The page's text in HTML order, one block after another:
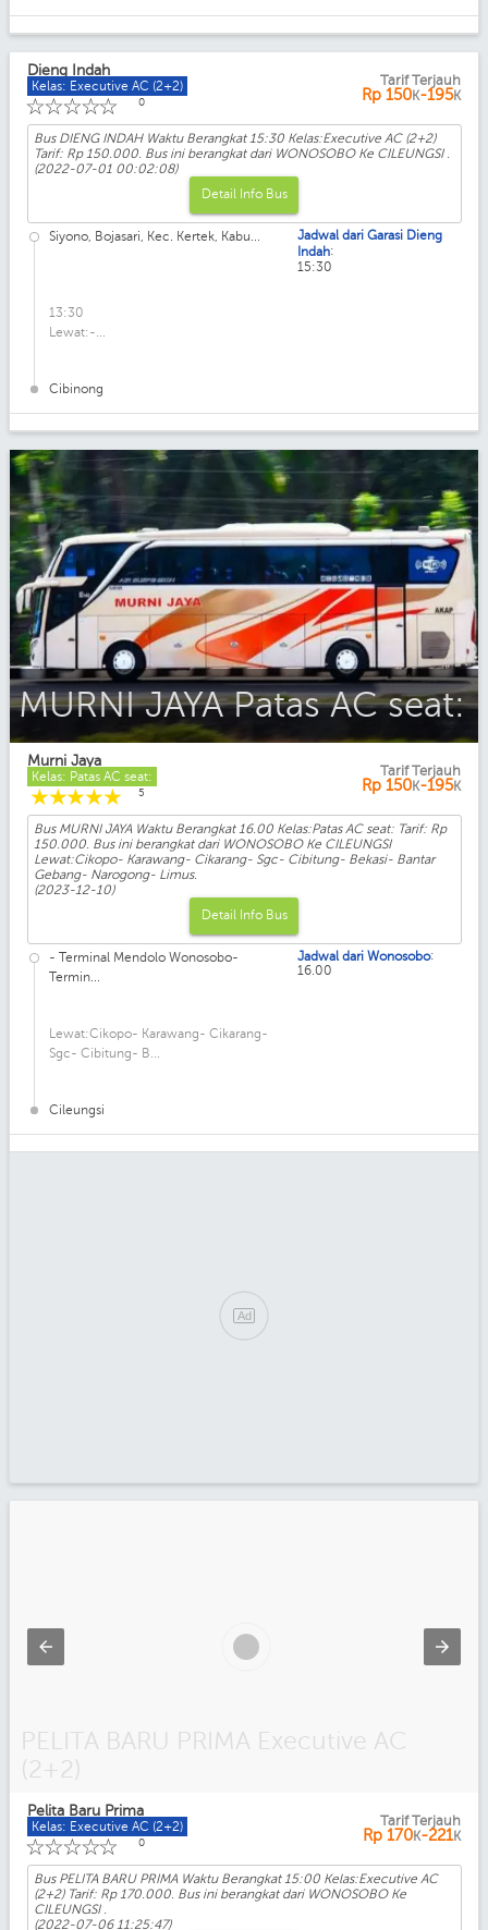
Dieng Indah
Kelas: Executive AC (2+2)
☆
☆
☆
☆
☆ 0
Tarif Terjauh
Rp 150K-195K
Bus DIENG INDAH Waktu Berangkat 15:30 Kelas:Executive AC (2+2)
Tarif: Rp 150.000. Bus ini berangkat dari WONOSOBO Ke CILEUNGSI .
(2022-07-01 00:02:08)
Detail Info Bus
Siyono, Bojasari, Kec. Kertek, Kabu...
13:30
Lewat:-...
Cibinong
Jadwal dari Garasi Dieng
Indah:
15:30
MURNI JAYA Patas AC seat:
Murni Jaya
Kelas: Patas AC seat:
☆
☆
☆
☆
☆ 5
Tarif Terjauh
Rp 150K-195K
Bus MURNI JAYA Waktu Berangkat 16.00 Kelas:Patas AC seat: Tarif: Rp
150.000. Bus ini berangkat dari WONOSOBO Ke CILEUNGSI
Lewat:Cikopo- Karawang- Cikarang- Sgc- Cibitung- Bekasi- Bantar
Gebang- Narogong- Limus.
(2023-12-10)
Detail Info Bus
- Terminal Mendolo Wonosobo-
Termin...
Lewat:Cikopo- Karawang- Cikarang-
Sgc- Cibitung- B...
Cileungsi
Jadwal dari Wonosobo:
16.00
PELITA BARU PRIMA Executive AC
(2+2)
Pelita Baru Prima
Kelas: Executive AC (2+2)
☆
☆
☆
☆
☆ 0
Tarif Terjauh
Rp 170K-221K
Bus PELITA BARU PRIMA Waktu Berangkat 15:00 Kelas:Executive AC
(2+2) Tarif: Rp 170.000. Bus ini berangkat dari WONOSOBO Ke
CILEUNGSI .
(2022-07-06 11:25:47)